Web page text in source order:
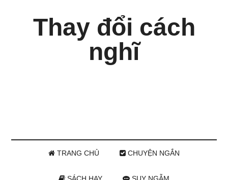
Thay đổi cách
nghĩ
TRANG CHỦ CHUYỆN NGẮN